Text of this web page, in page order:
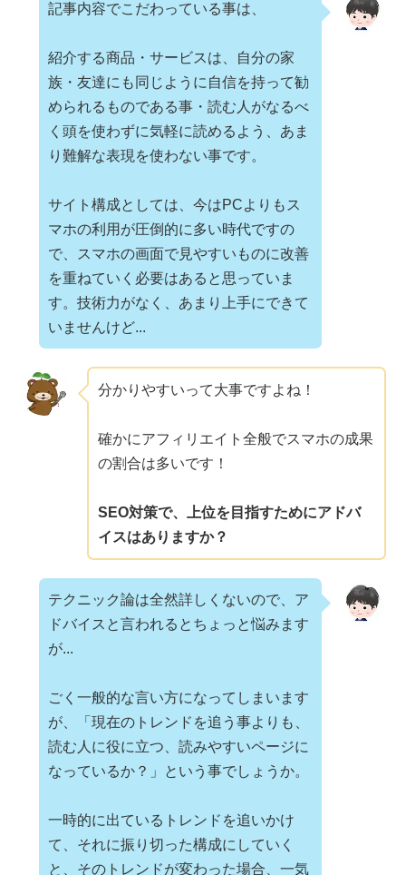
記事内容でこだわっている事は、
紹介する商品・サービスは、自分の家
族・友達にも同じように自信を持って勧
められるものである事・読む人がなるべ
く頭を使わずに気軽に読めるよう、あま
り難解な表現を使わない事です。
サイト構成としては、今はPCよりもス
マホの利用が圧倒的に多い時代ですの
で、スマホの画面で見やすいものに改善
を重ねていく必要はあると思っていま
す。技術力がなく、あまり上手にできて
いませんけど...
分かりやすいって大事ですよね！
確かにアフィリエイト全般でスマホの成果
の割合は多いです！
SEO対策で、上位を目指すためにアドバ
イスはありますか？
テクニック論は全然詳しくないので、ア
ドバイスと言われるとちょっと悩みます
が...
ごく一般的な言い方になってしまいます
が、「現在のトレンドを追う事よりも、
読む人に役に立つ、読みやすいページに
なっているか？」という事でしょうか。
一時的に出ているトレンドを追いかけ
て、それに振り切った構成にしていく
と、そのトレンドが変わった場合、一気